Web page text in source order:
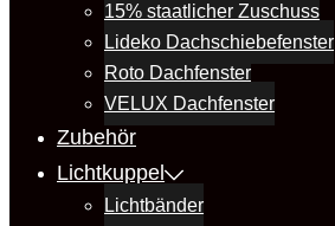
15% staatlicher Zuschuss
Lideko Dachschiebefenster
Roto Dachfenster
VELUX Dachfenster
Zubehör
Lichtkuppel
Lichtbänder